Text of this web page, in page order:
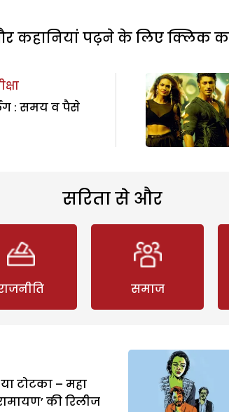
कहानियां पढ़ने के लिए क्लिक
: समय व पैसे
सरिता से और
समाज
टोटका – महा
की रिलीज